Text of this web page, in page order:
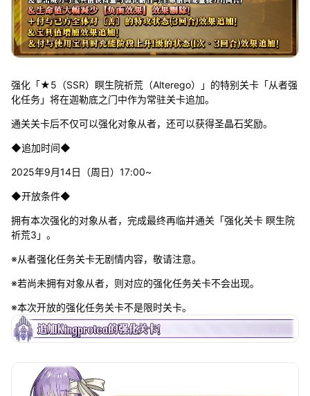
强化「★5（SSR）瞑生院祈荒（Alterego）」的特别关卡「从者强
化任务」将在迦勒底之门中作为常驻关卡追加。
通关关卡后不仅可以强化对象从者，还可以获得圣晶石奖励。
◆追加时间◆
2025年9月14日（周日）17:00~
◆开放条件◆
拥有本次强化的对象从者，完成最终再临并通关「强化关卡 瞑生院
祈荒3」。
※从者强化任务关卡无剧情内容，敬请注意。
※若尚未拥有对象从者，则对应的强化任务关卡不会出现。
※本次开放的强化任务关卡不是限时关卡。